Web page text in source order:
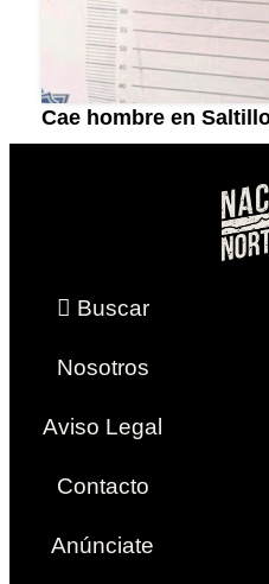
Cae hombre en
Buscar
Nosotros
Aviso Legal
Contacto
Anúnciate